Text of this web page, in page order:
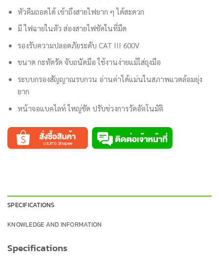
หัวคีมถอดได้ เข้าถึงสายไฟยาก ๆ ได้สะดวก
มี ไฟฉายในตัว ส่องสายไฟชัดในที่มืด
รองรับความปลอดภัยระดับ CAT III 600V
ขนาด กะทัดรัด จับถนัดมือ ใช้งานง่ายแม้ใส่ถุงมือ
ระบบกรองสัญญาณรบกวน อ่านค่าได้แม่นในสภาพแวดล้อมยุ่ง
ยาก
หน้าจอแบคไลท์ ใหญ่ชัด ปรับช่วงการวัดอัตโนมัติ
SPECIFICATIONS
KNOWLEDGE AND INFORMATION
Specifications